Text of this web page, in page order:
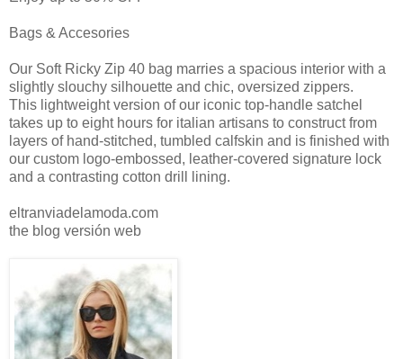
Bags & Accesories
Our Soft Ricky Zip 40 bag marries a spacious interior with a
slightly slouchy silhouette and chic, oversized zippers.
This lightweight version of our iconic top-handle satchel
takes up to eight hours for italian artisans to construct from
layers of hand-stitched, tumbled calfskin and is finished with
our custom logo-embossed, leather-covered signature lock
and a contrasting cotton drill lining.
eltranviadelamoda.com
the blog versión web